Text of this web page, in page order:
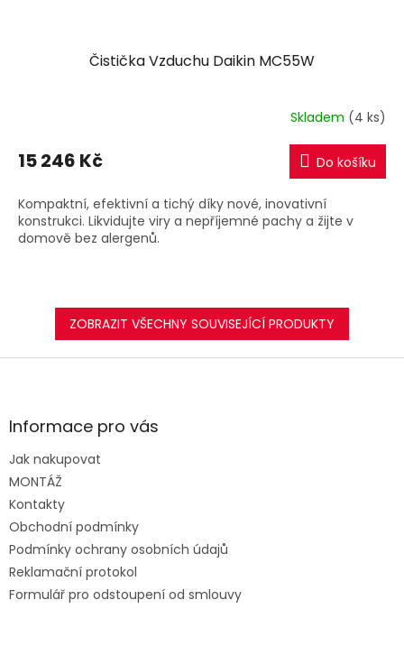
Čistička Vzduchu Daikin MC55W
Skladem (4 ks)
15 246 Kč Do košíku
Kompaktní, efektivní a tichý díky nové, inovativní
konstrukci. Likvidujte viry a nepříjemné pachy a žijte v
domově bez alergenů.
ZOBRAZIT VŠECHNY SOUVISEJÍCÍ PRODUKTY
Z
aInformace pro vás
Jak nakupovat
MONTÁŽ
Kontakty
Obchodní podmínky
Podmínky ochrany osobních údajů
Reklamační protokol
Formulář pro odstoupení od smlouvy